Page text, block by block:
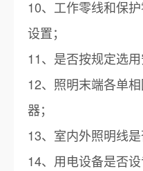
10、工作零线和保
设置；
11、是否按规定选用
12、照明末端各单
器；
13、室内外照明线
14、用电设备是否